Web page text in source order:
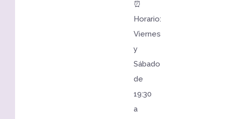
⏰
Horario:
Viernes
y
Sábado
de
19:30
a